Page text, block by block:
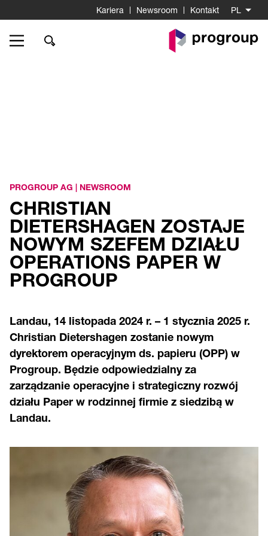
Kariera Newsroom Kontakt PL
Do
strony
PROGROUP AG | NEWSROOM
CHRISTIAN
DIETERSHAGEN ZOSTAJE
NOWYM SZEFEM DZIAŁU
OPERATIONS PAPER W
PROGROUP
Landau, 14 listopada 2024 r. – 1 stycznia 2025 r.
Christian Dietershagen zostanie nowym
dyrektorem operacyjnym ds. papieru (OPP) w
Progroup. Będzie odpowiedzialny za
zarządzanie operacyjne i strategiczny rozwój
działu Paper w rodzinnej firmie z siedzibą w
Landau.